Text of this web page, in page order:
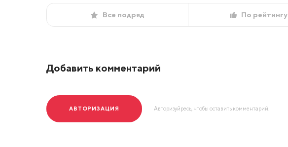
Все подряд По рейтингу
Добавить комментарий
АВТОРИЗАЦИЯ Авторизуйресь, чтобы оставить комментарий.